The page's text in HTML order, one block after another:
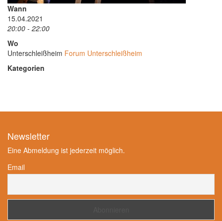
Wann
15.04.2021
20:00 - 22:00
Wo
Unterschleißheim Forum Unterschleißheim
Kategorien
Newsletter
Eine Abmeldung ist jederzeit möglich.
Email